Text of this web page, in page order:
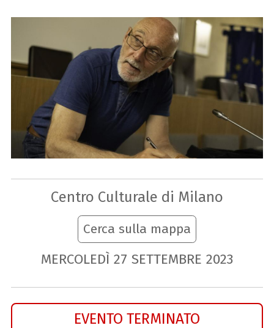
Centro Culturale di Milano
Cerca sulla mappa
MERCOLEDÌ 27 SETTEMBRE 2023
EVENTO TERMINATO